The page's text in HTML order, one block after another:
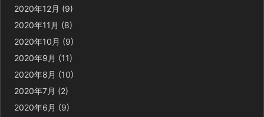
2020年12月 (9)
2020年11月 (8)
2020年10月 (9)
2020年9月 (11)
2020年8月 (10)
2020年7月 (2)
2020年6月 (9)